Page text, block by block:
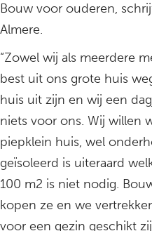
Bouw voor ouderen,
Almere.
“Zowel wij als meerdere
best uit ons grote huis
huis uit zijn en wij een
niets voor ons. Wij willen
piepklein huis, wel
geïsoleerd is uiteraard
100 m2 is niet nodig.
kopen ze en we
voor een gezin geschikt